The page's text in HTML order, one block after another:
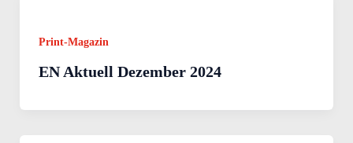
Print-Magazin
EN Aktuell Dezember 2024